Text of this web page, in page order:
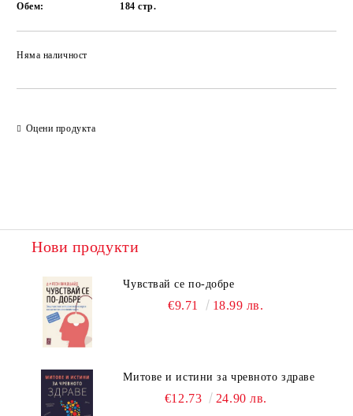
Обем:
184стр.
Няма наличност
Оцени продукта
Нови продукти
Чувствай се по-добре
€9.71 18.99 лв.
Митове и истини за чревното здраве
€12.73 24.90 лв.